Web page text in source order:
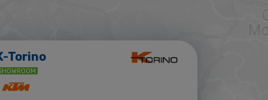
Torino